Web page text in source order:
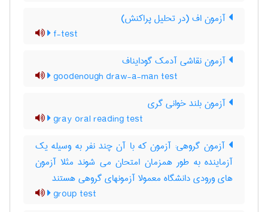
آزمون اف (در تحلیل پراکنش)
f-test
آزمون نقاشی آدمک گودایناف
goodenough draw-a-man test
آزمون بلند خوانی گری
gray oral reading test
آزمون گروهی: آزمون که با آن چند نفر به وسیله یک
آزماینده به طور همزمان امتحان می شوند مثلا آزمون
های ورودی دانشگاه معمولا آزمونهای گروهی هستند
group test